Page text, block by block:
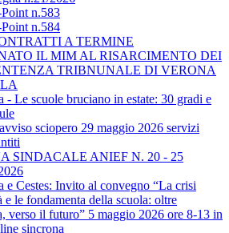
n.583
n.584
A TERMINE
IL MIM AL RISARCIMENTO DEI
TRIBNUNALE DI VERONA
- Le scuole bruciano in estate: 30 gradi e
sciopero 29 maggio 2026 servizi
SINDACALE ANIEF N. 20 - 25
e Cestes: Invito al convegno “La crisi
e le fondamenta della scuola: oltre
verso il futuro” 5 maggio 2026 ore 8-13 in
sincrona